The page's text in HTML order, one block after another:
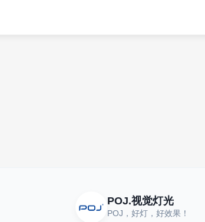
POJ.视觉灯光
POJ，好灯，好效果！